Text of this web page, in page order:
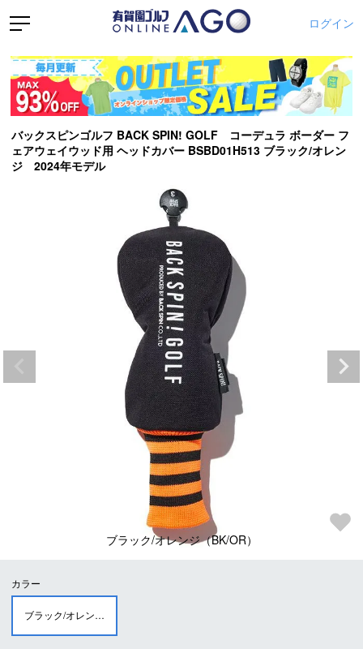
ログイン
バックスピンゴルフ BACK SPIN! GOLF コーデュラ ボーダー フ
ェアウェイウッド用 ヘッドカバー BSBD01H513 ブラック/オレン
ジ 2024年モデル
ブラック/オレンジ（BK/OR）
カラー
ブラック/オレンジ（BK/OR）